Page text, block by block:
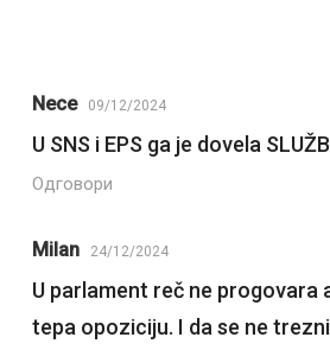
Nece 09/12/2024
U SNS i EPS ga je dovela
Одговори
Milan 24/12/2024
U parlament reč ne progovara
tepa opoziciju. I da se ne trezni